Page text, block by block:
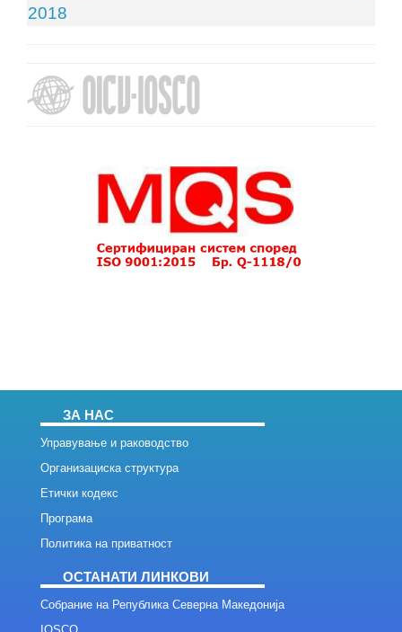
2018
ЗА НАС
Управување и раководство
Организациска структура
Етички кодекс
Програма
Политика на приватност
ОСТАНАТИ ЛИНКОВИ
Собрание на Република Северна Македонија